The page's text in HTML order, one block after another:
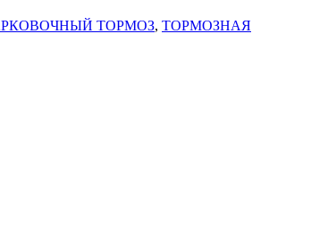
ТОРМОЗ, ТОРМОЗНАЯ